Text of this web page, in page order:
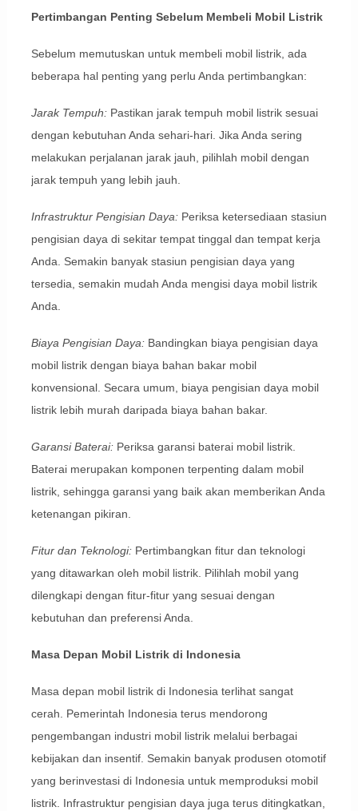
Pertimbangan Penting Sebelum Membeli Mobil Listrik
Sebelum memutuskan untuk membeli mobil listrik, ada
beberapa hal penting yang perlu Anda pertimbangkan:
Jarak Tempuh:Pastikan jarak tempuh mobil listrik sesuai
dengan kebutuhan Anda sehari-hari. Jika Anda sering
melakukan perjalanan jarak jauh, pilihlah mobil dengan
jarak tempuh yang lebih jauh.
Infrastruktur Pengisian Daya:Periksa ketersediaan stasiun
pengisian daya di sekitar tempat tinggal dan tempat kerja
Anda. Semakin banyak stasiun pengisian daya yang
tersedia, semakin mudah Anda mengisi daya mobil listrik
Anda.
Biaya Pengisian Daya:Bandingkan biaya pengisian daya
mobil listrik dengan biaya bahan bakar mobil
konvensional. Secara umum, biaya pengisian daya mobil
listrik lebih murah daripada biaya bahan bakar.
Garansi Baterai:Periksa garansi baterai mobil listrik.
Baterai merupakan komponen terpenting dalam mobil
listrik, sehingga garansi yang baik akan memberikan Anda
ketenangan pikiran.
Fitur dan Teknologi:Pertimbangkan fitur dan teknologi
yang ditawarkan oleh mobil listrik. Pilihlah mobil yang
dilengkapi dengan fitur-fitur yang sesuai dengan
kebutuhan dan preferensi Anda.
Masa Depan Mobil Listrik di Indonesia
Masa depan mobil listrik di Indonesia terlihat sangat
cerah. Pemerintah Indonesia terus mendorong
pengembangan industri mobil listrik melalui berbagai
kebijakan dan insentif. Semakin banyak produsen otomotif
yang berinvestasi di Indonesia untuk memproduksi mobil
listrik. Infrastruktur pengisian daya juga terus ditingkatkan,